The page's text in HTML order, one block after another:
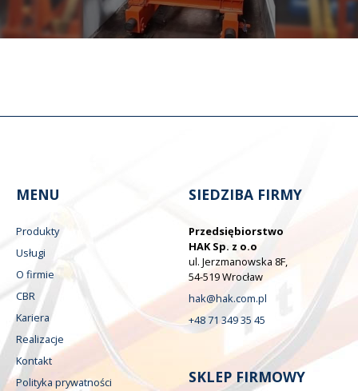
MENU
Produkty
Usługi
O firmie
CBR
Kariera
Realizacje
Kontakt
Polityka prywatności
SIEDZIBA FIRMY
Przedsiębiorstwo
HAK Sp. z o.o
ul. Jerzmanowska 8F,
54-519 Wrocław
hak@hak.com.pl
+48 71 349 35 45
SKLEP FIRMOWY